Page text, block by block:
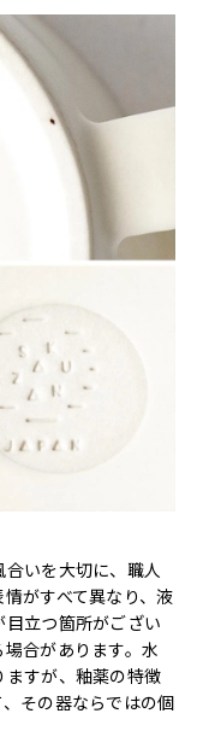
いを大切に、職人
がすべて異なり、液
立つ箇所がござい
合があります。水
すが、釉薬の特徴
その器ならではの個